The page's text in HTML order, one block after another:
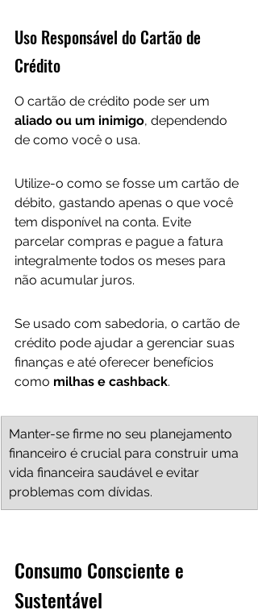
Uso Responsável do Cartão de
Crédito
O cartão de crédito pode ser um
aliado ou um inimigo, dependendo
de como você o usa.
Utilize-o como se fosse um cartão de
débito, gastando apenas o que você
tem disponível na conta. Evite
parcelar compras e pague a fatura
integralmente todos os meses para
não acumular juros.
Se usado com sabedoria, o cartão de
crédito pode ajudar a gerenciar suas
finanças e até oferecer benefícios
como milhas e cashback.
Manter-se firme no seu planejamento
financeiro é crucial para construir uma
vida financeira saudável e evitar
problemas com dívidas.
Consumo Consciente e
Sustentável